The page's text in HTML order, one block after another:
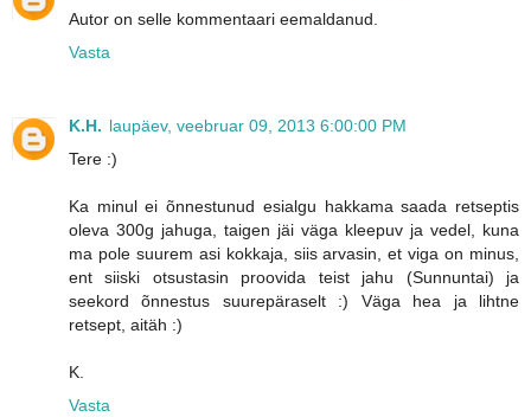
Autor on selle kommentaari eemaldanud.
Vasta
K.H. laupäev, veebruar 09, 2013 6:00:00 PM
Tere :)
Ka minul ei õnnestunud esialgu hakkama saada retseptis
oleva 300g jahuga, taigen jäi väga kleepuv ja vedel, kuna
ma pole suurem asi kokkaja, siis arvasin, et viga on minus,
ent siiski otsustasin proovida teist jahu (Sunnuntai) ja
seekord õnnestus suurepäraselt :) Väga hea ja lihtne
retsept, aitäh :)
K.
Vasta